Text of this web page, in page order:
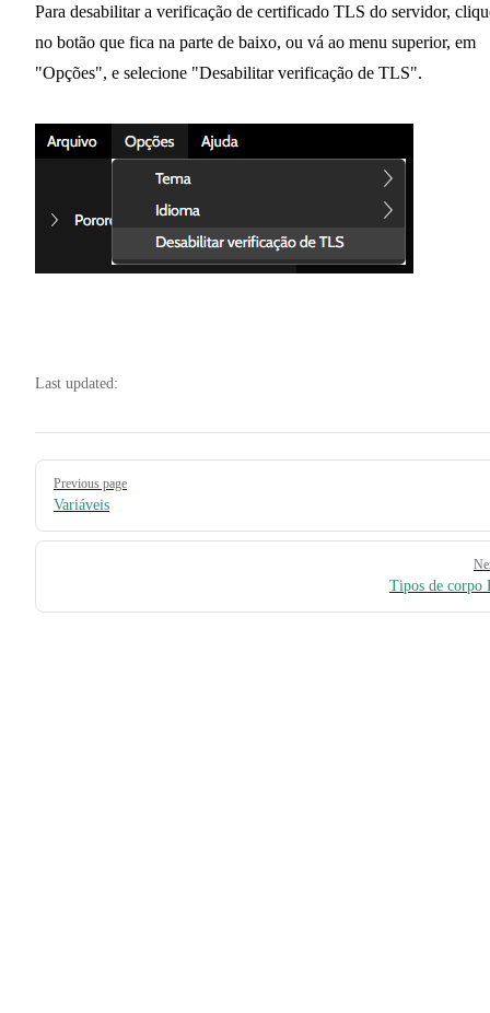
Para desabilitar a verificação de certificado TLS do servidor,
no botão que fica na parte de baixo, ou vá ao menu superior, em
"Opções", e selecione "Desabilitar verificação de TLS".
Last updated:
Pager
Previous page
Variáveis
Tipos de corpo